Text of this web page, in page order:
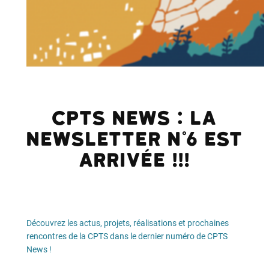
CPTS News : la
newsletter n°6 est
arrivée !!!
Découvrez les actus, projets, réalisations et prochaines
rencontres de la CPTS dans le dernier numéro de CPTS
News !